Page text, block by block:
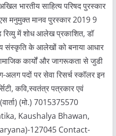
भारतीय साहित्य परिषद पुरस्कार
मनुमुक्त मानव पुरस्कार 2019 9
में शोध आलेख प्रकाशित, डॉ
संस्कृति के आलेखों को बनाया आधार
कार्यों और जागरूकता से जुडी
पदों पर सेवा रिसर्च स्कॉलर इन
कवि,स्वतंत्र पत्रकार एवं
(मो.) 7015375570
Kaushalya Bhawan,
127045 Contact-